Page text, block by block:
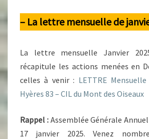
– La lettre mensuelle de
La lettre mensuelle Janvier
récapitule les actions menées en
celles à venir : LETTRE
Hyères 83 – CIL du Mont des Oiseaux
Rappel : Assemblée Générale
17 janvier 2025. Venez